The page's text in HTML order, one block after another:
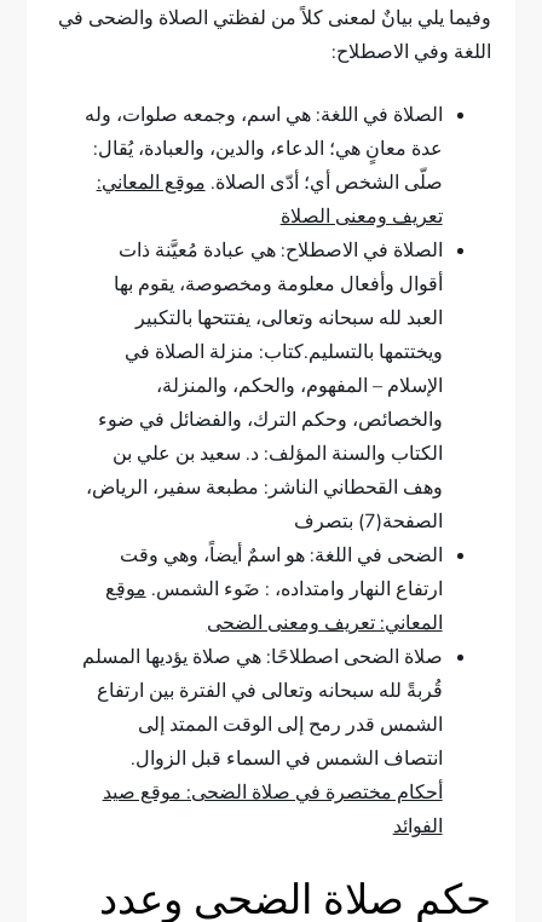
وفيما يلي بيانٌ لمعنى كلاً من لفظتي الصلاة والضحى في
اللغة وفي الاصطلاح:
الصلاة في اللغة: هي اسم، وجمعه صلوات، وله
عدة معانٍ هي؛ الدعاء، والدين، والعبادة، يُقال:
صلّى الشخص أي؛ أدّى الصلاة. موقع المعاني:
تعريف ومعنى الصلاة
الصلاة في الاصطلاح: هي عبادة مُعيَّنة ذات
أقوال وأفعال معلومة ومخصوصة، يقوم بها
العبد لله سبحانه وتعالى، يفتتحها بالتكبير
ويختتمها بالتسليم.كتاب: منزلة الصلاة في
الإسلام – المفهوم، والحكم، والمنزلة،
والخصائص، وحكم الترك، والفضائل في ضوء
الكتاب والسنة المؤلف: د. سعيد بن علي بن
وهف القحطاني الناشر: مطبعة سفير، الرياض،
الصفحة(7) بتصرف
الضحى في اللغة: هو اسمٌ أيضاً، وهي وقت
ارتفاع النهار وامتداده، : ضَوء الشمس. موقع
المعاني: تعريف ومعنى الضحى
صلاة الضحى اصطلاحًا: هي صلاة يؤديها المسلم
قُربةً لله سبحانه وتعالى في الفترة بين ارتفاع
الشمس قدر رمح إلى الوقت الممتد إلى
انتصاف الشمس في السماء قبل الزوال.
أحكام مختصرة في صلاة الضحى: موقع صيد
الفوائد
حكم صلاة الضحى وعدد